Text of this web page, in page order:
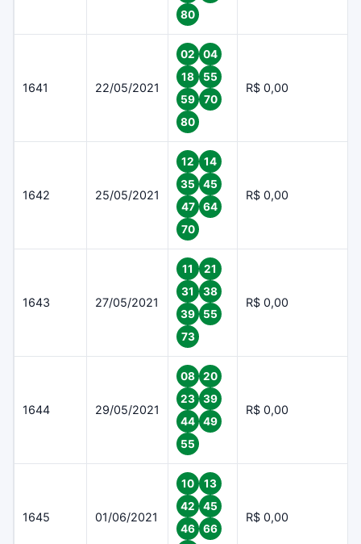
80
1641 22/05/2021
02
04
18
55
59
70
80
R$ 0,00
1642 25/05/2021
12
14
35
45
47
64
70
R$ 0,00
1643 27/05/2021
11
21
31
38
39
55
73
R$ 0,00
1644 29/05/2021
08
20
23
39
44
49
55
R$ 0,00
1645 01/06/2021
10
13
42
45
46
66
R$ 0,00